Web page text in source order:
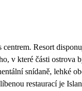
Resort
v které části ostrova
snídaně, lehké
restaurací je